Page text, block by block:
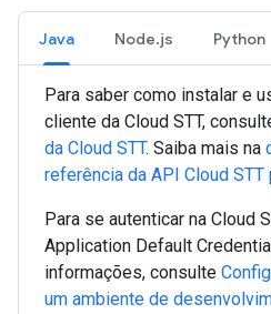
Java Node.js Python
Para saber como instalar e
cliente da Cloud STT,
da Cloud STT. Saiba mais na
referência da API Cloud STT
Para se autenticar na Cloud
Application Default
informações, consulte
um ambiente de